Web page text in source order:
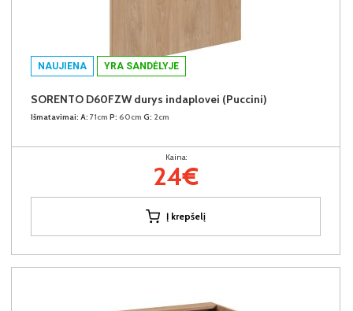
NAUJIENA YRA SANDĖLYJE
SORENTO D60FZW durys indaplovei (Puccini)
Išmatavimai: A: 71cm P: 60cm G: 2cm
Kaina:
24€
Į krepšelį